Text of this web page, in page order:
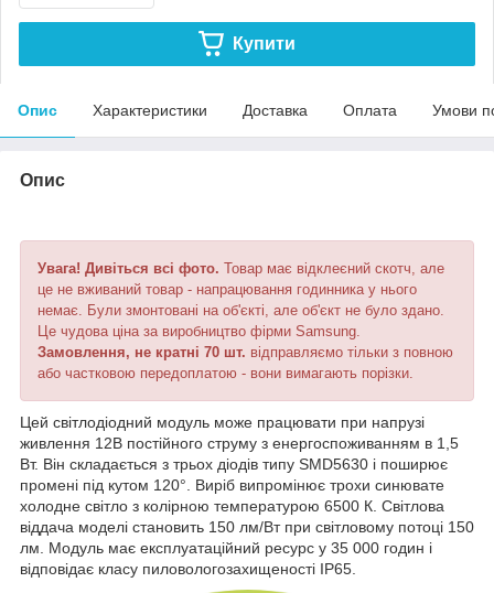
Купити
Опис Характеристики Доставка Оплата Умови
Опис
Увага! Дивіться всі фото. Товар має відклеєний скотч, але
це не вживаний товар - напрацювання годинника у нього
немає. Були змонтовані на об'єкті, але об'єкт не було здано.
Це чудова ціна за виробництво фірми Samsung.
Замовлення, не кратні 70 шт. відправляємо тільки з повною
або частковою передоплатою - вони вимагають порізки.
Цей світлодіодний модуль може працювати при напрузі
живлення 12В постійного струму з енергоспоживанням в 1,5
Вт. Він складається з трьох діодів типу SMD5630 і поширює
промені під кутом 120°. Виріб випромінює трохи синювате
холодне світло з колірною температурою 6500 К. Світлова
віддача моделі становить 150 лм/Вт при світловому потоці 150
лм. Модуль має експлуатаційний ресурс у 35 000 годин і
відповідає класу пиловологозахищеності IP65.